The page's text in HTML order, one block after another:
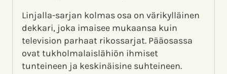
Linjalla-sarjan kolmas osa on värikylläinen
dekkari, joka imaisee mukaansa kuin
television parhaat rikossarjat. Pääosassa
ovat tukholmalaislähiön ihmiset
tunteineen ja keskinäisine suhteineen.